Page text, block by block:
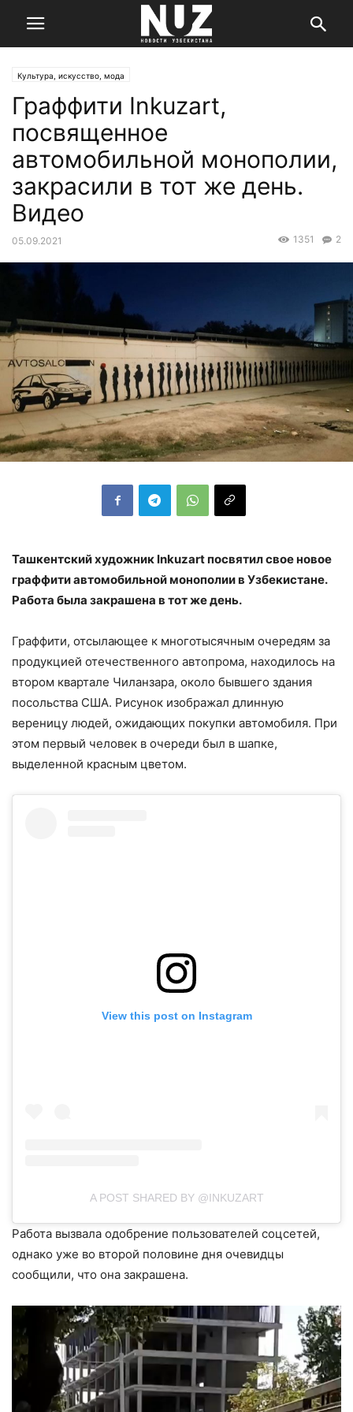
Культура, искусство, мода
Граффити Inkuzart,
посвященное
автомобильной монополии,
закрасили в тот же день.
Видео
05.09.2021 2
1351
Ташкентский художник Inkuzart посвятил свое новое
граффити автомобильной монополии в Узбекистане.
Работа была закрашена в тот же день.
Граффити, отсылающее к многотысячным очередям за
продукцией отечественного автопрома, находилось на
втором квартале Чиланзара, около бывшего здания
посольства США. Рисунок изображал длинную
вереницу людей, ожидающих покупки автомобиля. При
этом первый человек в очереди был в шапке,
выделенной красным цветом.
View this post on Instagram
A POST SHARED BY @INKUZART
Работа вызвала одобрение пользователей соцсетей,
однако уже во второй половине дня очевидцы
сообщили, что она закрашена.